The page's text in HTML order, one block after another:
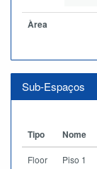
Àrea
Sub-Espaços
Tipo Nome
Floor Piso 1